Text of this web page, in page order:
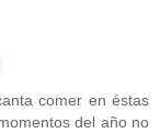
comer en éstas
del año no